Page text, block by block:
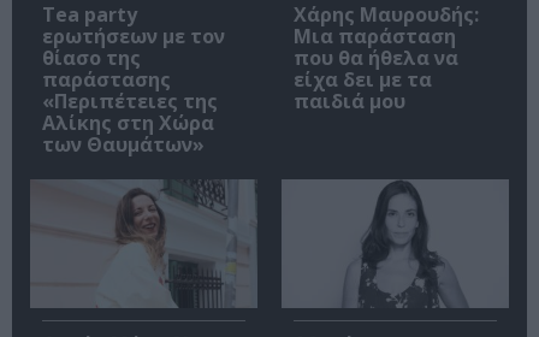
Tea party
ερωτήσεων με τον
θίασο της
παράστασης
«Περιπέτειες της
Αλίκης στη Χώρα
των Θαυμάτων»
Χάρης Μαυρουδής:
Μια παράσταση
που θα ήθελα να
είχα δει με τα
παιδιά μου